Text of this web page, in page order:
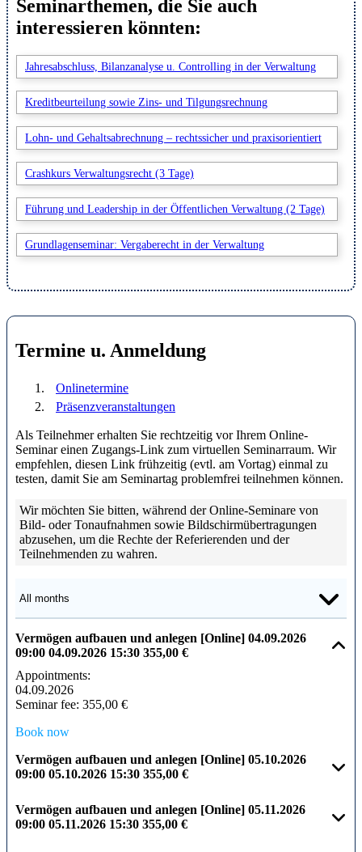
Seminarthemen, die Sie auch
interessieren könnten:
Jahresabschluss, Bilanzanalyse u. Controlling in der Verwaltung
Kreditbeurteilung sowie Zins- und Tilgungsrechnung
Lohn- und Gehaltsabrechnung – rechtssicher und praxisorientiert
Crashkurs Verwaltungsrecht (3 Tage)
Führung und Leadership in der Öffentlichen Verwaltung (2 Tage)
Grundlagenseminar: Vergaberecht in der Verwaltung
Termine u. Anmeldung
Onlinetermine
Präsenzveranstaltungen
Als Teilnehmer erhalten Sie rechtzeitig vor Ihrem Online-
Seminar einen Zugangs-Link zum virtuellen Seminarraum. Wir
empfehlen, diesen Link frühzeitig (evtl. am Vortag) einmal zu
testen, damit Sie am Seminartag problemfrei teilnehmen können.
Wir möchten Sie bitten, während der Online-Seminare von
Bild- oder Tonaufnahmen sowie Bildschirmübertragungen
abzusehen, um die Rechte der Referierenden und der
Teilnehmenden zu wahren.
Vermögen aufbauen und anlegen [Online] 04.09.2026
09:00 04.09.2026 15:30 355,00 €
Appointments:
04.09.2026
Seminar fee: 355,00 €
Book now
Vermögen aufbauen und anlegen [Online] 05.10.2026
09:00 05.10.2026 15:30 355,00 €
Vermögen aufbauen und anlegen [Online] 05.11.2026
09:00 05.11.2026 15:30 355,00 €